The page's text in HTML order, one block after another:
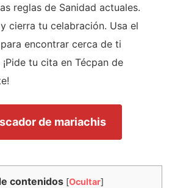
reglas de Sanidad actuales.
cierra tu celabración. Usa el
para encontrar cerca de ti
¡Pide tu cita en Técpan de
de mariachis
contenidos [Ocultar]